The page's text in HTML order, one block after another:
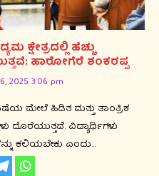
ಹೆಚ್ಚು
ಹಾರೋಗೆರೆ ಶಂಕರಪ್ಪ
2025 3:06 pm
ಮೇಲೆ ಹಿಡಿತ ಮತ್ತು ತಾಂತ್ರಿಕ
ದೊರೆಯುತ್ತವೆ. ವಿದ್ಯಾರ್ಥಿಗಳು
ಕಲಿಯಬೇಕು ಎಂದು…